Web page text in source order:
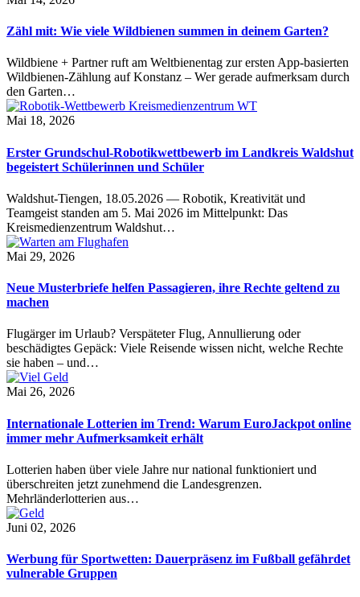
Zähl mit: Wie viele Wildbienen summen in deinem Garten?
Wildbiene + Partner ruft am Weltbienentag zur ersten App-basierten
Wildbienen-Zählung auf Konstanz – Wer gerade aufmerksam durch
den Garten…
Mai 18, 2026
Erster Grundschul-Robotikwettbewerb im Landkreis Waldshut
begeistert Schülerinnen und Schüler
Waldshut-Tiengen, 18.05.2026 — Robotik, Kreativität und
Teamgeist standen am 5. Mai 2026 im Mittelpunkt: Das
Kreismedienzentrum Waldshut…
Mai 29, 2026
Neue Musterbriefe helfen Passagieren, ihre Rechte geltend zu
machen
Flugärger im Urlaub? Verspäteter Flug, Annullierung oder
beschädigtes Gepäck: Viele Reisende wissen nicht, welche Rechte
sie haben – und…
Mai 26, 2026
Internationale Lotterien im Trend: Warum EuroJackpot online
immer mehr Aufmerksamkeit erhält
Lotterien haben über viele Jahre nur national funktioniert und
überschreiten jetzt zunehmend die Landesgrenzen.
Mehrländerlotterien aus…
Juni 02, 2026
Werbung für Sportwetten: Dauerpräsenz im Fußball gefährdet
vulnerable Gruppen